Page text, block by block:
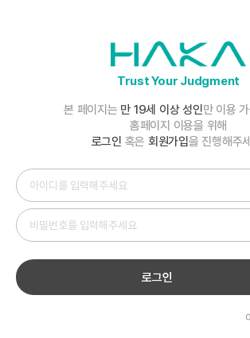
Trust Your Judgment
본 페이지는 만 19세 이상 성인만 이용
홈페이지 이용을 위해
로그인 혹은 회원가입을 진행해주
로그인